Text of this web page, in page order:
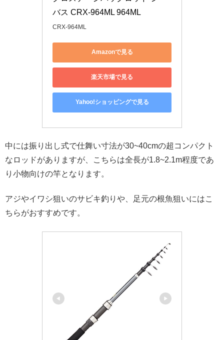
バス CRX-964ML 964ML
CRX-964ML
Amazonで見る
楽天市場で見る
Yahoo!ショッピングで見る
中には振り出し式で仕舞い寸法が30~40cmの超コンパクト
なロッドがありますが、こちらは全長が1.8~2.1m程度であ
り小物向けの竿となります。
アジやイワシ狙いのサビキ釣りや、足元の根魚狙いにはこ
ちらがおすすめです。